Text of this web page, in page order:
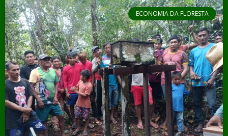
ECONOMIA DA FLORESTA